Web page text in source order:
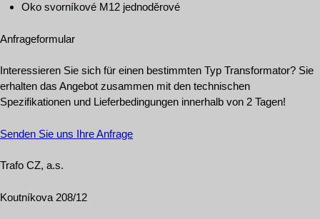
Oko svorníkové M12 jednoděrové
Anfrageformular
Interessieren Sie sich für einen bestimmten Typ Transformator? Sie
erhalten das Angebot zusammen mit den technischen
Spezifikationen und Lieferbedingungen innerhalb von 2 Tagen!
Senden Sie uns Ihre Anfrage
Trafo CZ, a.s.
Koutníkova 208/12